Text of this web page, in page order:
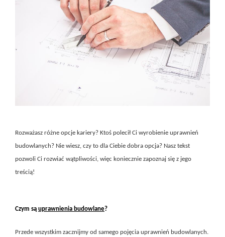
Rozważasz różne opcje kariery? Ktoś polecił Ci wyrobienie uprawnień
budowlanych? Nie wiesz, czy to dla Ciebie dobra opcja? Nasz tekst
pozwoli Ci rozwiać wątpliwości, więc koniecznie zapoznaj się z jego
treścią!
Czym są uprawnienia budowlane?
Przede wszystkim zacznijmy od samego pojęcia uprawnień budowlanych.